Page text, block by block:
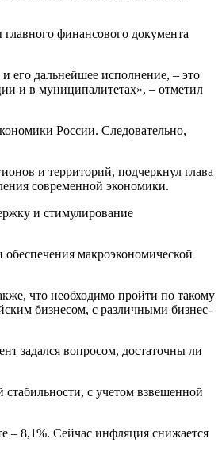
финансового документа
его дальнейшее исполнение, – это
и в муниципалитетах», – отметил
России. Следовательно,
и территорий, подчеркнул глава
современной экономики.
и стимулирование
макроэкономической
что необходимо пройти по такому
бизнесом, с различными бизнес-
задался вопросом, достаточны ли
с учетом взвешенной
– 8,1%. Сейчас инфляция снижается